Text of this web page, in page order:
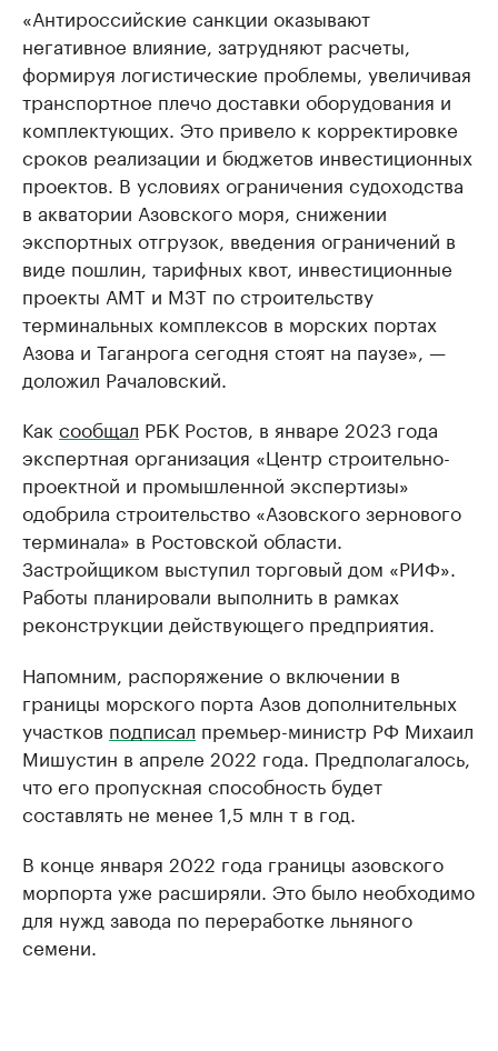
«Антироссийские санкции оказывают
негативное влияние, затрудняют расчеты,
формируя логистические проблемы, увеличивая
транспортное плечо доставки оборудования и
комплектующих. Это привело к корректировке
сроков реализации и бюджетов инвестиционных
проектов. В условиях ограничения судоходства
в акватории Азовского моря, снижении
экспортных отгрузок, введения ограничений в
виде пошлин, тарифных квот, инвестиционные
проекты АМТ и МЗТ по строительству
терминальных комплексов в морских портах
Азова и Таганрога сегодня стоят на паузе», —
доложил Рачаловский.
Как сообщал РБК Ростов, в январе 2023 года
экспертная организация «Центр строительно-
проектной и промышленной экспертизы»
одобрила строительство «Азовского зернового
терминала» в Ростовской области.
Застройщиком выступил торговый дом «РИФ».
Работы планировали выполнить в рамках
реконструкции действующего предприятия.
Напомним, распоряжение о включении в
границы морского порта Азов дополнительных
участков подписал премьер-министр РФ Михаил
Мишустин в апреле 2022 года. Предполагалось,
что его пропускная способность будет
составлять не менее 1,5 млн т в год.
В конце января 2022 года границы азовского
морпорта уже расширяли. Это было необходимо
для нужд завода по переработке льняного
семени.